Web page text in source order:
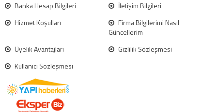
Banka Hesap Bilgileri
İletişim Bilgileri
Hizmet Koşulları
Firma Bilgilerimi Nasıl
Güncellerim
Üyelik Avantajları
Gizlilik Sözleşmesi
Kullanıcı Sözleşmesi